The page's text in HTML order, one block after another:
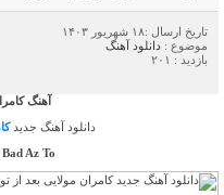
تاریخ ارسال :۱۸ شهریور ۱۴۰۳
موضوع : دانلود آهنگ
بازدید : ۲۰۱
آهنگ
دانلود آهنگ جدید
Bad Az To